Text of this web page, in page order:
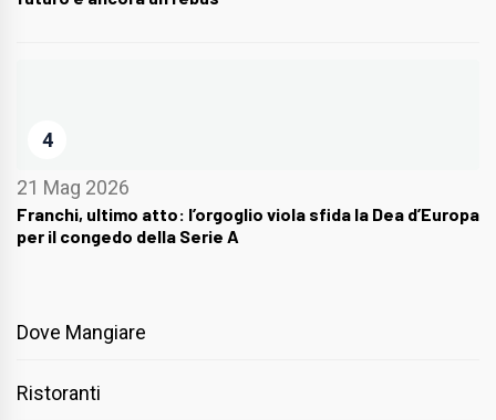
4
21 Mag 2026
Franchi, ultimo atto: l’orgoglio viola sfida la Dea d’Europa
per il congedo della Serie A
Dove Mangiare
Ristoranti